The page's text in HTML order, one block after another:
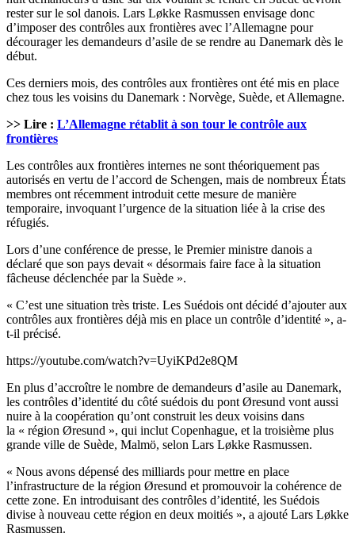
rester sur le sol danois. Lars Løkke Rasmussen envisage donc
d’imposer des contrôles aux frontières avec l’Allemagne pour
décourager les demandeurs d’asile de se rendre au Danemark dès le
début.
Ces derniers mois, des contrôles aux frontières ont été mis en place
chez tous les voisins du Danemark : Norvège, Suède, et Allemagne.
>> Lire : L’Allemagne rétablit à son tour le contrôle aux
frontières
Les contrôles aux frontières internes ne sont théoriquement pas
autorisés en vertu de l’accord de Schengen, mais de nombreux États
membres ont récemment introduit cette mesure de manière
temporaire, invoquant l’urgence de la situation liée à la crise des
réfugiés.
Lors d’une conférence de presse, le Premier ministre danois a
déclaré que son pays devait « désormais faire face à la situation
fâcheuse déclenchée par la Suède ».
« C’est une situation très triste. Les Suédois ont décidé d’ajouter aux
contrôles aux frontières déjà mis en place un contrôle d’identité », a-
t-il précisé.
https://youtube.com/watch?v=UyiKPd2e8QM
En plus d’accroître le nombre de demandeurs d’asile au Danemark,
les contrôles d’identité du côté suédois du pont Øresund vont aussi
nuire à la coopération qu’ont construit les deux voisins dans
la « région Øresund », qui inclut Copenhague, et la troisième plus
grande ville de Suède, Malmö, selon Lars Løkke Rasmussen.
« Nous avons dépensé des milliards pour mettre en place
l’infrastructure de la région Øresund et promouvoir la cohérence de
cette zone. En introduisant des contrôles d’identité, les Suédois
divise à nouveau cette région en deux moitiés », a ajouté Lars Løkke
Rasmussen.